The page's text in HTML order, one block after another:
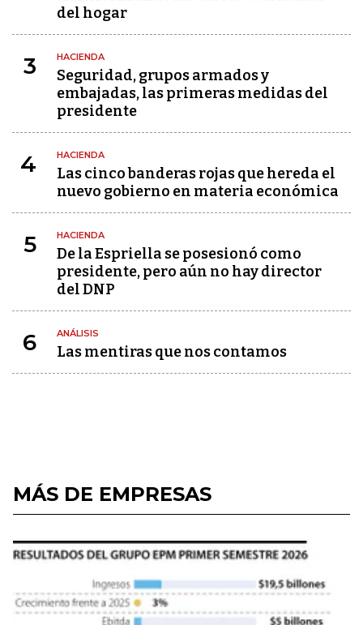
del hogar
3 HACIENDA
Seguridad, grupos armados y
embajadas, las primeras medidas del
presidente
4 HACIENDA
Las cinco banderas rojas que hereda el
nuevo gobierno en materia económica
5 HACIENDA
De la Espriella se posesionó como
presidente, pero aún no hay director
del DNP
6 ANÁLISIS
Las mentiras que nos contamos
MÁS DE EMPRESAS